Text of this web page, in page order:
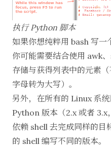
执行 Python 脚本
如果你想纯粹用 bash 写一
你可能需要结合使用 awk、
存储与获得列表中的元素
字母转为大写）。
另外，在所有的 Linux 系
Python 版本（2.x 或者
依赖 shell 去完成同样的目
的 shell 编写不同的版本。